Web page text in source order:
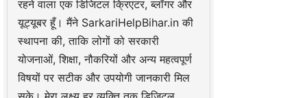
रहने वाला एक डिजिटल क्रिएटर, ब्लॉगर और
यूट्यूबर हूँ। मैंने SarkariHelpBihar.in की
स्थापना की, ताकि लोगों को सरकारी
योजनाओं, शिक्षा, नौकरियों और अन्य महत्वपूर्ण
विषयों पर सटीक और उपयोगी जानकारी मिल